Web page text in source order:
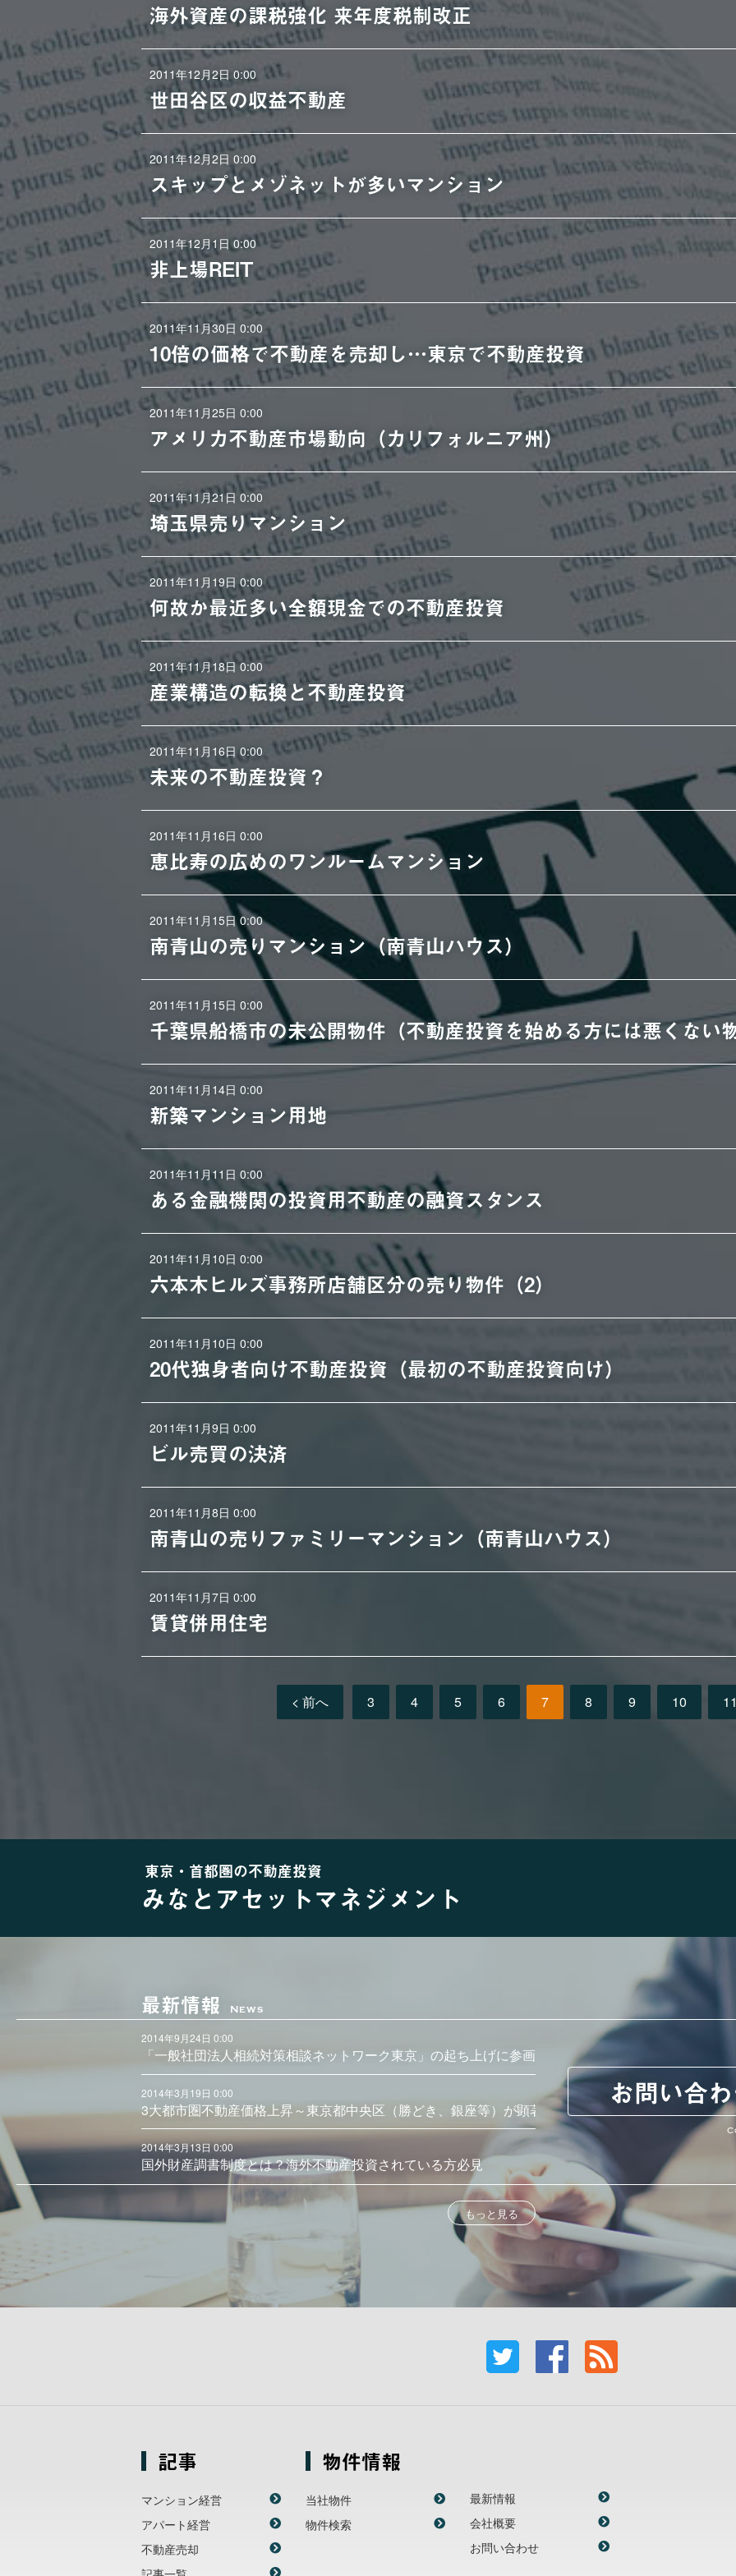
海外資産の課税強化 来年度税制改正
2011年12月2日 0:00
世田谷区の収益不動産
2011年12月2日 0:00
スキップとメゾネットが多いマンション
2011年12月1日 0:00
非上場REIT
2011年11月30日 0:00
10倍の価格で不動産を売却し…東京で不動産投資
2011年11月25日 0:00
アメリカ不動産市場動向（カリフォルニア州）
2011年11月21日 0:00
埼玉県売りマンション
2011年11月19日 0:00
何故か最近多い全額現金での不動産投資
2011年11月18日 0:00
産業構造の転換と不動産投資
2011年11月16日 0:00
未来の不動産投資？
2011年11月16日 0:00
恵比寿の広めのワンルームマンション
2011年11月15日 0:00
南青山の売りマンション（南青山ハウス）
2011年11月15日 0:00
千葉県船橋市の未公開物件（不動産投資を始める方には悪くない
2011年11月14日 0:00
新築マンション用地
2011年11月11日 0:00
ある金融機関の投資用不動産の融資スタンス
2011年11月10日 0:00
六本木ヒルズ事務所店舗区分の売り物件（2）
2011年11月10日 0:00
20代独身者向け不動産投資（最初の不動産投資向け）
2011年11月9日 0:00
ビル売買の決済
2011年11月8日 0:00
南青山の売りファミリーマンション（南青山ハウス）
2011年11月7日 0:00
賃貸併用住宅
< 前へ 3 4 5 6 7 8 9 10
東京・首都圏の不動産投資
みなとアセットマネジメント
最新情報 News
2014年9月24日 0:00
「一般社団法人相続対策相談ネットワーク東京」の起ち上げに参画
2014年3月19日 0:00
3大都市圏不動産価格上昇～東京都中央区（勝どき、銀座等）が顕著
2014年3月13日 0:00
国外財産調書制度とは？海外不動産投資されている方必見
もっと見る
お問い合
記事
マンション経営
アパート経営
不動産売却
物件情報
当社物件
物件検索
最新情報
会社概要
お問い合わせ